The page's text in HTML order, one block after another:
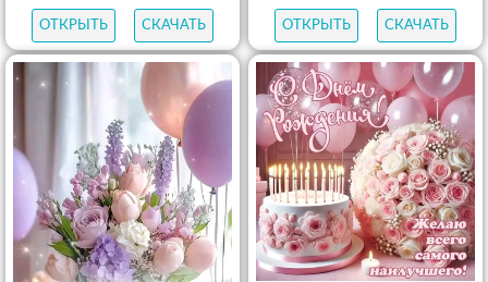
ОТКРЫТЬ СКАЧАТЬ ОТКРЫТЬ СКАЧАТЬ